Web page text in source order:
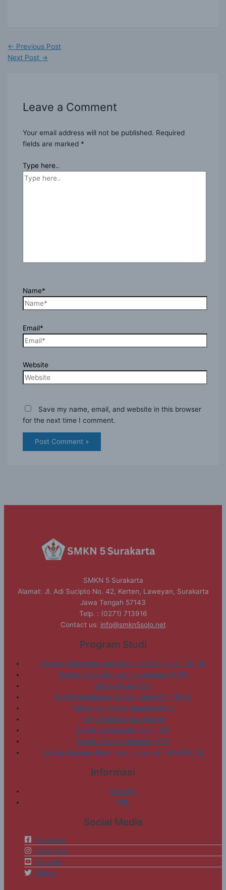
← Previous Post
Next Post →
Leave a Comment
Your email address will not be published. Required
fields are marked *
Type here..
Name*
Email*
Website
Save my name, email, and website in this browser
for the next time I comment.
SMKN 5 Surakarta
Alamat: Jl. Adi Sucipto No. 42, Kerten, Laweyan, Surakarta
Jawa Tengah 57143
Telp. : (0271) 713916
Contact us: info@smkn5solo.net
Program Studi
Desain Pemodelan dan Informasi Bangunan (DPIB)
Teknik Konstruksi dan Perumahan (TKP)
Teknik Mesin (TM)
Teknik Kendaraan Ringan Otomotif (TKRO)
Teknik dan Bisnis Sepeda Motor
Teknik Elektronika Industri
Teknik Ketenagalistrikan (TK)
Teknik Otomasi Industri (TOI)
Pengembangan Perangkat Lunak dan Gim (PPLG)
Informasi
Dapodik
PKL
Social Media
Facebook
Instagram
Youtube
Twitter